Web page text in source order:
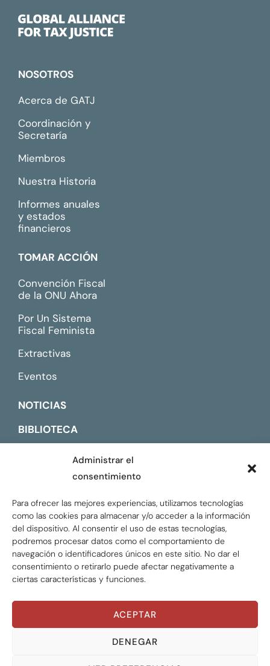
Administrar el
consentimiento
Para ofrecer las mejores experiencias, utilizamos tecnologías
como las cookies para almacenar y/o acceder a la información
del dispositivo. Al consentir el uso de estas tecnologías,
podremos procesar datos como el comportamiento de
navegación o identificadores únicos en este sitio. No dar el
consentimiento o retirarlo puede afectar negativamente a
ciertas características y funciones.
ACEPTAR
DENEGAR
NOSOTROS
Acerca de GATJ
Coordinación y
Secretaría
Miembros
Nuestra Historia
Informes anuales
y estados
financieros
TOMAR ACCIÓN
Convención Fiscal
de la ONU Ahora
Por Un Sistema
Fiscal Feminista
Extractivas
Eventos
NOTICIAS
BIBLIOTECA
Global Tax Justice © 2026. Todos los derechos
Privacy policy